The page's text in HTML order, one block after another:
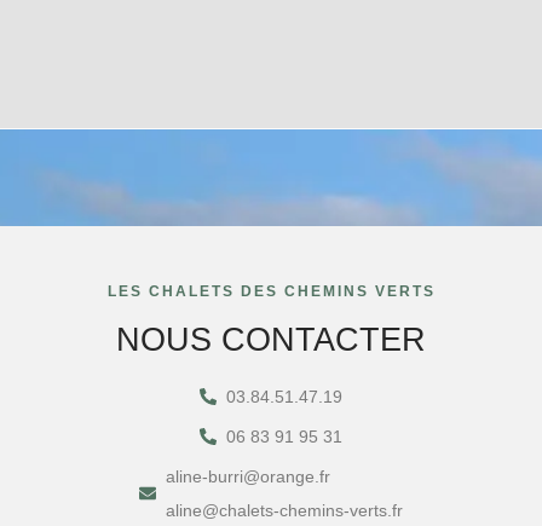
LES CHALETS DES CHEMINS VERTS
NOUS CONTACTER
03.84.51.47.19
06 83 91 95 31
aline-burri@orange.fr
aline@chalets-chemins-verts.fr